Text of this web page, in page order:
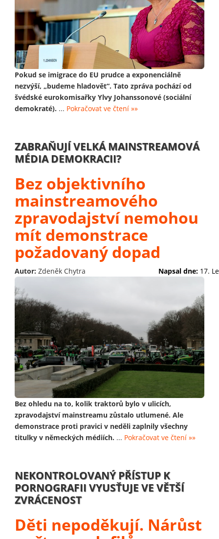
Pokud se imigrace do EU prudce a exponenciálně
nezvýší, „budeme hladovět“. Tato zpráva pochází od
švédské eurokomisařky Ylvy Johanssonové (sociální
demokraté). ... Pokračovat ve čtení »»
ZABRAŇUJÍ VELKÁ MAINSTREAMOVÁ
MÉDIA DEMOKRACII?
Bez objektivního
mainstreamového
zpravodajství nemohou
mít demonstrace
požadovaný dopad
Autor: Zdeněk Chytra Napsal dne: 17.
Bez ohledu na to, kolik traktorů bylo v ulicích,
zpravodajství mainstreamu zůstalo utlumené. Ale
demonstrace proti pravici v neděli zaplnily všechny
titulky v německých médiích. ... Pokračovat ve čtení »»
NEKONTROLOVANÝ PŘÍSTUP K
PORNOGRAFII VYUSŤUJE VE VĚTŠÍ
ZVRÁCENOST
Děti nepoděkují. Nárůst